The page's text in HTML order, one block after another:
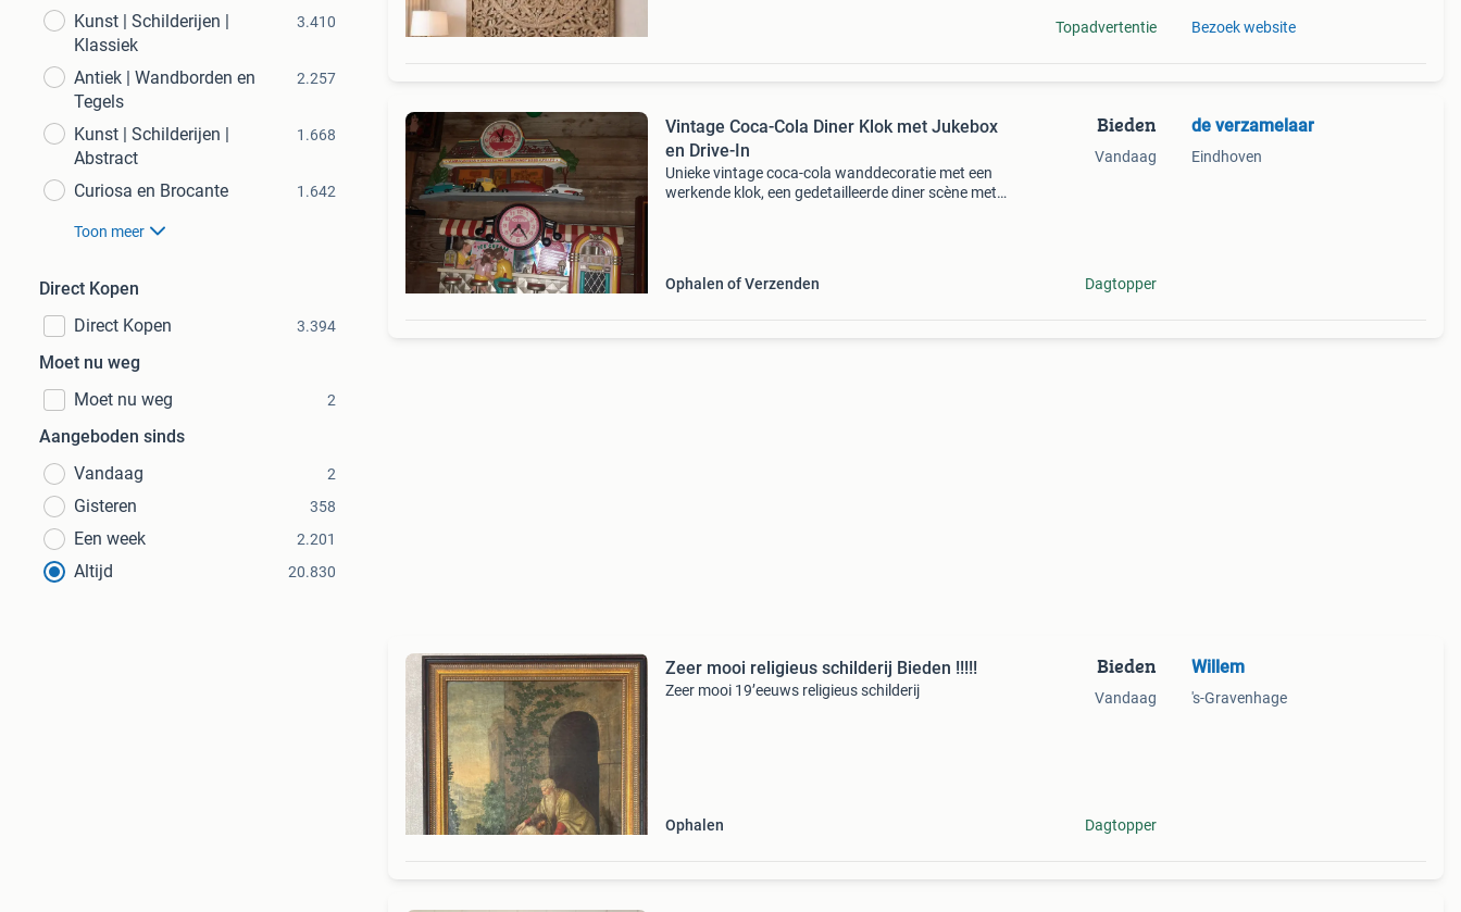
Kunst | Schilderijen |
Klassiek
3.410
Antiek | Wandborden en
Tegels
2.257
Kunst | Schilderijen |
Abstract
1.668
Curiosa en Brocante 1.642
Toon meer
Direct Kopen
Direct Kopen
3.394
Moet nu weg
Moet nu weg
2
Aangeboden sinds
Vandaag
2
Gisteren 358
Een week 2.201
Altijd 20.830
Topadvertentie Bezoek website
Vintage Coca-Cola Diner Klok met Jukebox
en Drive-In
Unieke vintage coca-cola wanddecoratie met een
werkende klok, een gedetailleerde diner scène met
Ophalen of Verzenden
Bieden
Vandaag
Dagtopper
de verzamelaar
Eindhoven
Zeer mooi religieus schilderij Bieden !!!!!
Zeer mooi 19’eeuws religieus schilderij
Ophalen
Bieden
Vandaag
Dagtopper
Willem
's-Gravenhage